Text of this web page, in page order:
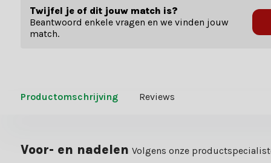
Twijfel je of dit jouw match is?
Beantwoord enkele vragen en we vinden jouw
match.
Productomschrijving Reviews
Voor- en nadelen Volgens onze